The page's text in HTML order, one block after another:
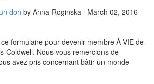
don by Anna Roginska· March 02, 2016
formulaire pour devenir membre À VIE de
Coldwell. Nous vous remercions de
avez pris concernant bâtir un monde